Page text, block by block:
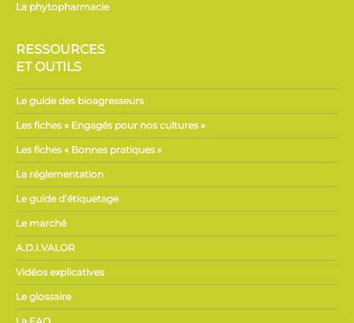
La phytopharmacie
RESSOURCES
ET OUTILS
Le guide des bioagresseurs
Les fiches « Engagés pour nos cultures »
Les fiches « Bonnes pratiques »
La réglementation
Le guide d’étiquetage
Le marché
A.D.I.VALOR
Vidéos explicatives
Le glossaire